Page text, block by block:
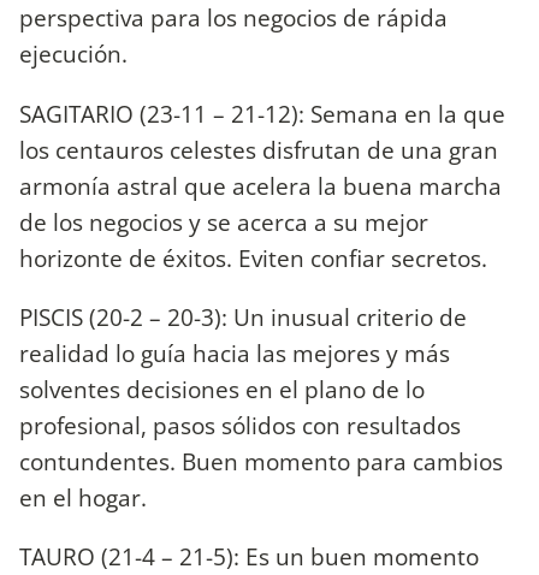
perspectiva para los negocios de rápida
ejecución.
SAGITARIO (23-11 – 21-12): Semana en la que
los centauros celestes disfrutan de una gran
armonía astral que acelera la buena marcha
de los negocios y se acerca a su mejor
horizonte de éxitos. Eviten confiar secretos.
PISCIS (20-2 – 20-3): Un inusual criterio de
realidad lo guía hacia las mejores y más
solventes decisiones en el plano de lo
profesional, pasos sólidos con resultados
contundentes. Buen momento para cambios
en el hogar.
TAURO (21-4 – 21-5): Es un buen momento